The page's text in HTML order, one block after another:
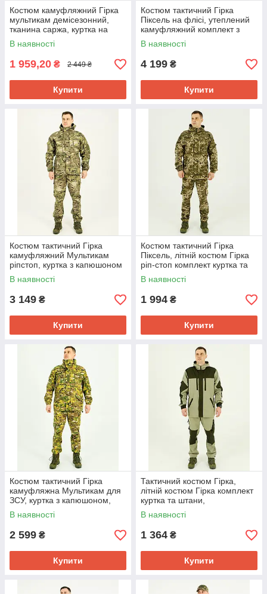
Костюм камуфляжний Гірка
мультикам демісезонний,
тканина саржа, куртка на
флісі 46-56р-р
В наявності
1 959,20 ₴ 2 449 ₴
Купити
Костюм тактичний Гірка
Піксель на флісі, утеплений
камуфляжний комплект з
водовідштовхувального ріп-
стопу
В наявності
4 199 ₴
Купити
Костюм тактичний Гірка
камуфляжний Мультикам
ріпстоп, куртка з капюшоном
44/46,48/50,52/54,56/58 р-р
В наявності
3 149 ₴
Купити
Костюм тактичний Гірка
Піксель, літній костюм Гірка
ріп-стоп комплект куртка та
штани
В наявності
1 994 ₴
Купити
Костюм тактичний Гірка
камуфляжна Мультикам для
ЗСУ, куртка з капюшоном,
штани з підтяжками, ріпстоп
В наявності
2 599 ₴
Купити
Тактичний костюм Гірка,
літній костюм Гірка комплект
куртка та штани,
комбінований ріп-стоп з
канвас
В наявності
1 364 ₴
Купити